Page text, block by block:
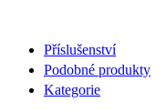
Příslušenství
Podobné produkty
Kategorie